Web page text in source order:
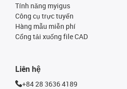
Tính năng myigus
Công cụ trực tuyến
Hàng mẫu miễn phí
Cổng tải xuống file CAD
Liên hệ
+84 28 3636 4189